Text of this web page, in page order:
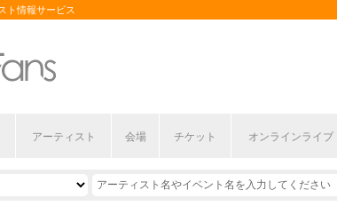
ト情報サービス
アーティスト 会場 チケット オンラインライブ
【ライブ動員ランキング】2026年上半期編発表！